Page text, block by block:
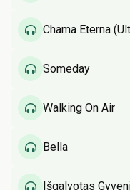
Chama Eterna
Someday
Walking On Air
Bella
Išgalvotas